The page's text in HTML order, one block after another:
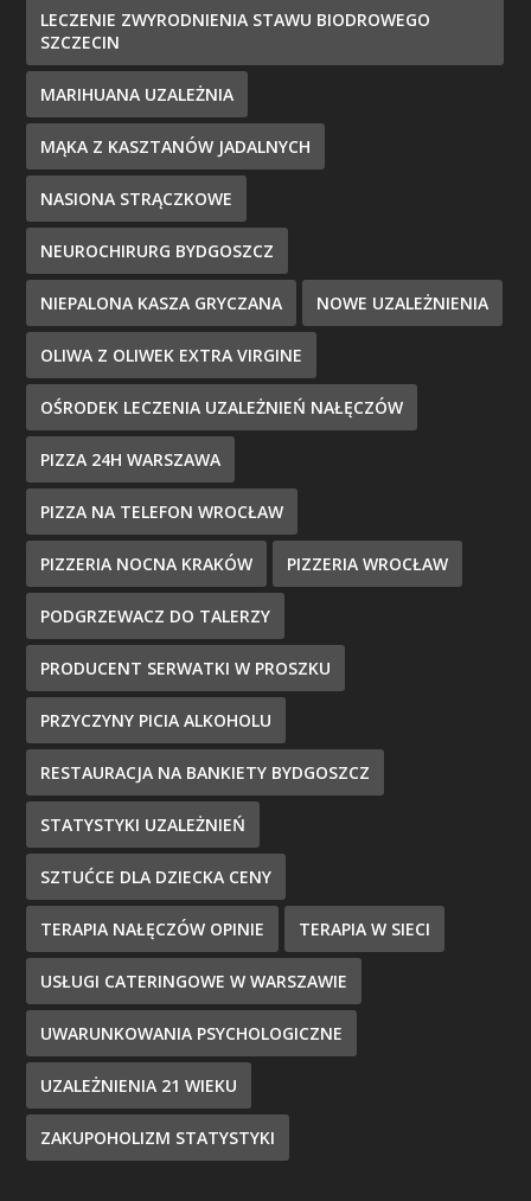
LECZENIE ZWYRODNIENIA STAWU BIODROWEGO
SZCZECIN
MARIHUANA UZALEŻNIA
MĄKA Z KASZTANÓW JADALNYCH
NASIONA STRĄCZKOWE
NEUROCHIRURG BYDGOSZCZ
NIEPALONA KASZA GRYCZANA NOWE UZALEŻNIENIA
OLIWA Z OLIWEK EXTRA VIRGINE
OŚRODEK LECZENIA UZALEŻNIEŃ NAŁĘCZÓW
PIZZA 24H WARSZAWA
PIZZA NA TELEFON WROCŁAW
PIZZERIA NOCNA KRAKÓW PIZZERIA WROCŁAW
PODGRZEWACZ DO TALERZY
PRODUCENT SERWATKI W PROSZKU
PRZYCZYNY PICIA ALKOHOLU
RESTAURACJA NA BANKIETY BYDGOSZCZ
STATYSTYKI UZALEŻNIEŃ
SZTUĆCE DLA DZIECKA CENY
TERAPIA NAŁĘCZÓW OPINIE TERAPIA W SIECI
USŁUGI CATERINGOWE W WARSZAWIE
UWARUNKOWANIA PSYCHOLOGICZNE
UZALEŻNIENIA 21 WIEKU
ZAKUPOHOLIZM STATYSTYKI